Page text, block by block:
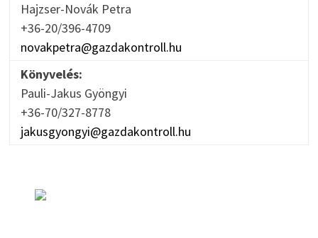
Hajzser-Novák Petra
+36-20/396-4709
novakpetra@gazdakontroll.hu
Könyvelés:
Pauli-Jakus Gyöngyi
+36-70/327-8778
jakusgyongyi@gazdakontroll.hu